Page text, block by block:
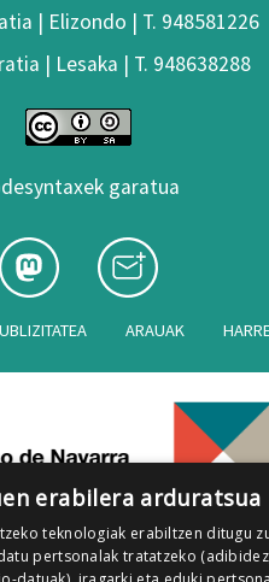
| Elizondo | T. 948581226
| Lesaka | T. 948638288
garatua
ARAUAK
erabilera arduratsua
teknologiak erabiltzen ditugu
pertsonalak tratatzeko